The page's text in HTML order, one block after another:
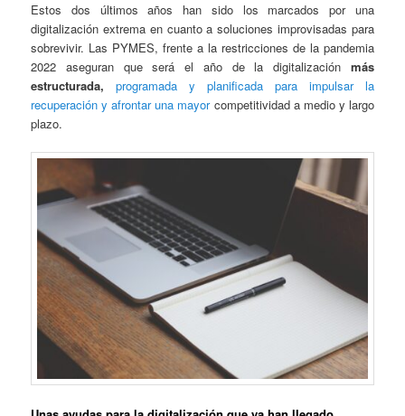
Estos dos últimos años han sido los marcados por una
digitalización extrema en cuanto a soluciones improvisadas para
sobrevivir. Las PYMES, frente a la restricciones de la pandemia
2022 aseguran que será el año de la digitalización más
estructurada,programada y planificada para impulsar la
recuperación y afrontar una mayorcompetitividad a medio y largo
plazo.